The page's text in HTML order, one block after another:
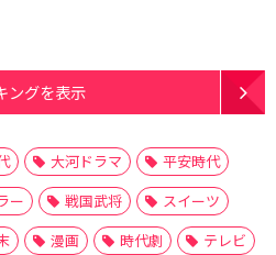
ングを表示
大河ドラマ
平安時代
ー 戦国武将
スイーツ
漫画 時代劇
テレビ